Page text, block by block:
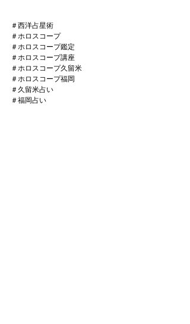
＃西洋占星術
＃ホロスコープ
＃ホロスコープ鑑定
＃ホロスコープ講座
＃ホロスコープ久留米
＃ホロスコープ福岡
＃久留米占い
＃福岡占い